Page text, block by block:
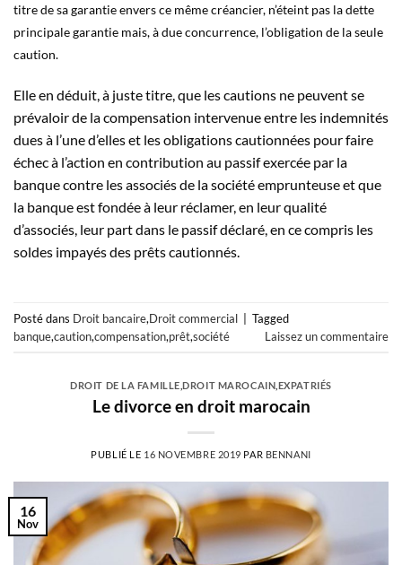
titre de sa garantie envers ce même créancier, n’éteint pas la dette
principale garantie mais, à due concurrence, l’obligation de la seule
caution.
Elle en déduit, à juste titre, que les cautions ne peuvent se
prévaloir de la compensation intervenue entre les indemnités
dues à l’une d’elles et les obligations cautionnées pour faire
échec à l’action en contribution au passif exercée par la
banque contre les associés de la société emprunteuse et que
la banque est fondée à leur réclamer, en leur qualité
d’associés, leur part dans le passif déclaré, en ce compris les
soldes impayés des prêts cautionnés.
Posté dans Droit bancaire,Droit commercial
Tagged
banque,caution,compensation,prêt,société Laissez un commentaire
DROIT DE LA FAMILLE ,DROIT MAROCAIN EXPATRIÉS
Le divorce en droit marocain
PUBLIÉ LE 16 NOVEMBRE 2019 PAR BENNANI
16
Nov